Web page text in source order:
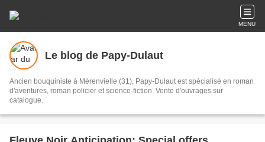
MENU
Le blog de Papy-Dulaut
Ancien bouquiniste à Mérenvielle (31), Papy-Dulaut est spécialisé en roman
d'aventures, roman policier et science-fiction. Vente d'ouvrages sur
catalogue.